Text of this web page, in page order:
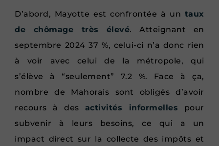
D’abord, Mayotte est confrontée à un taux
de chômage très élevé. Atteignant en
septembre 2024 37 %, celui-ci n’a donc rien
à voir avec celui de la métropole, qui
s’élève à “seulement” 7.2 %. Face à ça,
nombre de Mahorais sont obligés d’avoir
recours à des activités informelles pour
subvenir à leurs besoins, ce qui a un
impact direct sur la collecte des impôts et